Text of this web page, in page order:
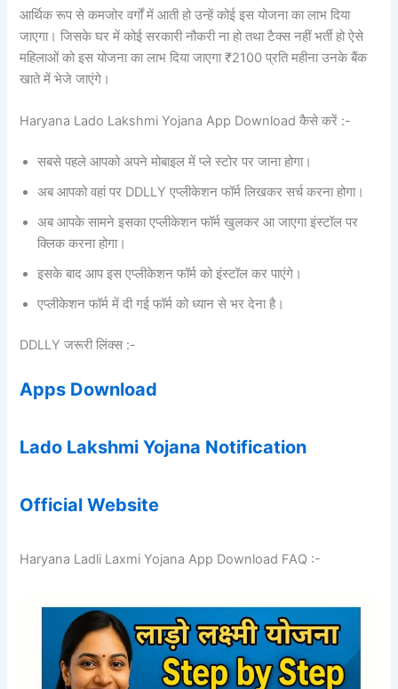
आर्थिक रूप से कमजोर वर्गों में आती हो उन्हें कोई इस योजना का लाभ दिया
जाएगा। जिसके घर में कोई सरकारी नौकरी ना हो तथा टैक्स नहीं भर्ती हो ऐसे
महिलाओं को इस योजना का लाभ दिया जाएगा ₹2100 प्रति महीना उनके बैंक
खाते में भेजे जाएंगे।
Haryana Lado Lakshmi Yojana App Download कैसे करें :-
सबसे पहले आपको अपने मोबाइल में प्ले स्टोर पर जाना होगा।
अब आपको वहां पर DDLLY एप्लीकेशन फॉर्म लिखकर सर्च करना होगा।
अब आपके सामने इसका एप्लीकेशन फॉर्म खुलकर आ जाएगा इंस्टॉल पर
क्लिक करना होगा।
इसके बाद आप इस एप्लीकेशन फॉर्म को इंस्टॉल कर पाएंगे।
एप्लीकेशन फॉर्म में दी गई फॉर्म को ध्यान से भर देना है।
DDLLY जरूरी लिंक्स :-
Apps Download
Lado Lakshmi Yojana Notification
Official Website
Haryana Ladli Laxmi Yojana App Download FAQ :-